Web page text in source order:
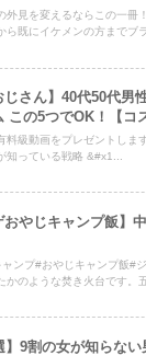
外見を変えるならこの一冊
ら既にイケメンの方までブ
じさん】40代50代男
この5つでOK！【コ
料級動画をプレゼントしま
知っている戦略 &#x1...
おやじキャンプ飯】
ンプ#おやじキャンプ飯#
かのような焚き火台です。五
】9割の女が知らな